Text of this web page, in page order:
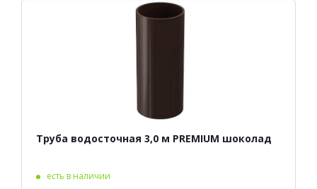
Труба водосточная 3,0 м PREMIUM шоколад
есть в наличии